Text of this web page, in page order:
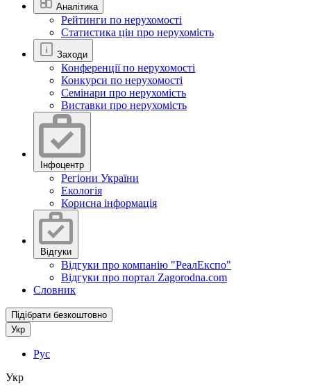
Аналітика
Рейтинги по нерухомості
Статистика цін про нерухомість
Заходи
Конференції по нерухомості
Конкурси по нерухомості
Семінари про нерухомість
Виставки про нерухомість
Інфоцентр
Регіони України
Екологія
Корисна інформація
Відгуки
Відгуки про компанію "РеалЕкспо"
Відгуки про портал Zagorodna.com
Словник
Підібрати безкоштовно
Укр
Рус
Укр